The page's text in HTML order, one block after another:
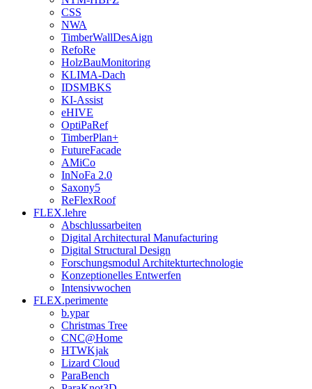
CSS
NWA
TimberWallDesAign
RefoRe
HolzBauMonitoring
KLIMA-Dach
IDSMBKS
KI-Assist
eHIVE
OptiPaRef
TimberPlan+
FutureFacade
AMiCo
InNoFa 2.0
Saxony5
ReFlexRoof
FLEX.lehre
Abschlussarbeiten
Digital Architectural Manufacturing
Digital Structural Design
Forschungsmodul Architekturtechnologie
Konzeptionelles Entwerfen
Intensivwochen
FLEX.perimente
b.ypar
Christmas Tree
CNC@Home
HTWKjak
Lizard Cloud
ParaBench